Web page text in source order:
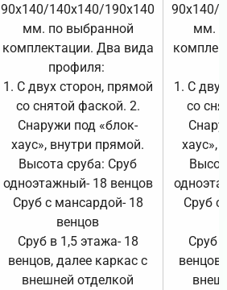
90х140/140х140/190х140
мм. по выбранной
комплектации. Два вида
профиля:
1. С двух сторон, прямой
со снятой фаской. 2.
Снаружи под «блок-
хаус», внутри прямой.
Высота сруба: Сруб
одноэтажный- 18 венцов
Сруб с мансардой- 18
венцов
Сруб в 1,5 этажа- 18
венцов, далее каркас с
внешней отделкой
90х140/
мм.
1. С
со
хаус»,
Сруб с
Сруб